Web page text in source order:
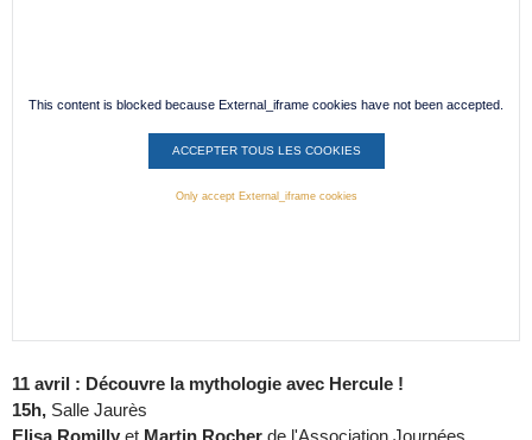
This content is blocked because External_iframe cookies have not been accepted.
ACCEPTER TOUS LES COOKIES
Only accept External_iframe cookies
11 avril : Découvre la mythologie avec Hercule !
15h, Salle Jaurès